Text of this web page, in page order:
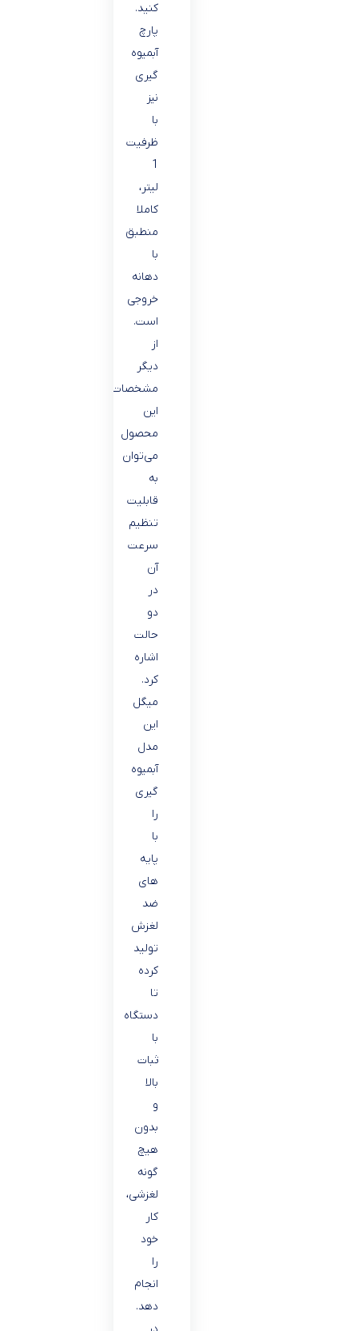
کنید.
پارچ
آبمیوه
گیری
نیز
با
ظرفیت
1
لیتر،
کاملا
منطبق
با
دهانه
خروجی
است.
از
دیگر
مشخصات
این
محصول
می‌توان
به
قابلیت
تنظیم
سرعت
آن
در
دو
حالت
اشاره
کرد.
میگل
این
مدل
آبمیوه
گیری
را
با
پایه
های
ضد
لغزش
تولید
کرده
تا
دستگاه
با
ثبات
بالا
و
بدون
هیچ
گونه
لغزشی،
کار
خود
را
انجام
دهد.